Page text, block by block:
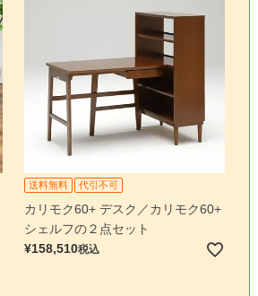
送料無料 代引不可
カリモク60+ デスク／カリモク60+
シェルフの２点セット
¥158,510税込